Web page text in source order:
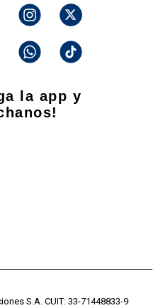
la app y
S.A. CUIT: 33-71448833-9